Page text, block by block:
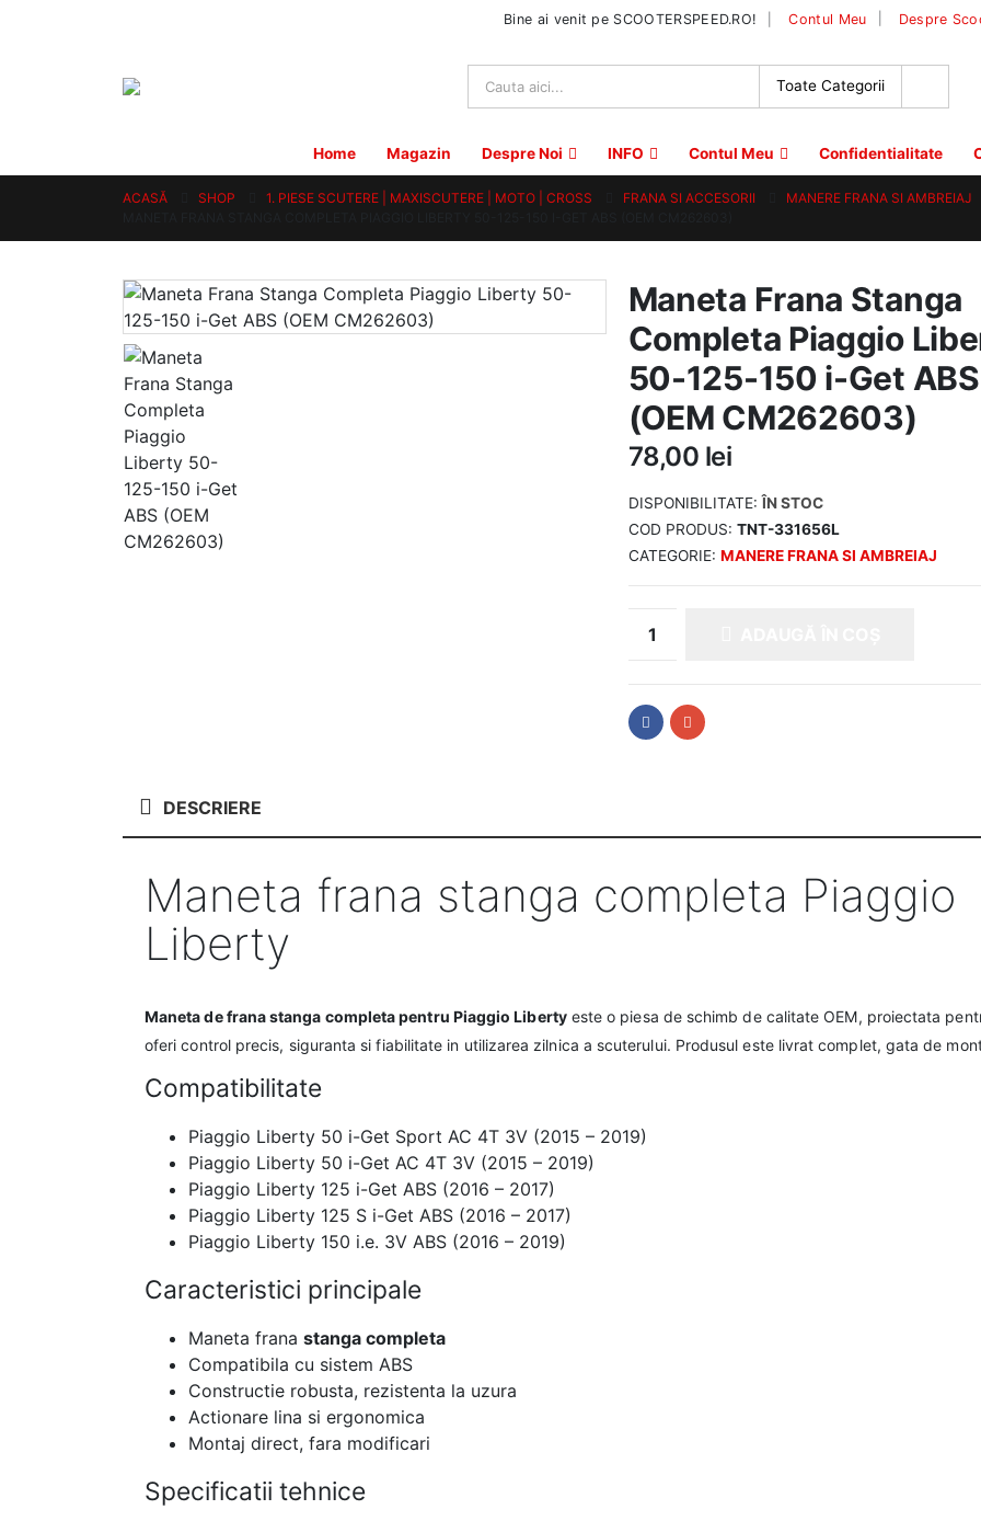
Bine ai venit pe SCOOTERSPEED.RO! Contul Meu Despre
Home Magazin Despre Noi INFO Contul Meu Confidentialitate
ACASĂ SHOP 1. PIESE SCUTERE | MAXISCUTERE | MOTO | CROSS FRANA SI ACCESORII
MANERE FRANA SI AMBREIAJ
Maneta Frana Stanga
Completa Piaggio
50-125-150 i-Get ABS
(OEM CM262603)
78,00 lei
DISPONIBILITATE: ÎN STOC
COD PRODUS: TNT-331656L
CATEGORIE: MANERE FRANA SI AMBREIAJ
DESCRIERE
Maneta frana stanga completa Piaggio
Liberty
Maneta de frana stanga completa pentru Piaggio Libertyeste o piesa de schimb de calitate OEM, proiectata
oferi control precis, siguranta si fiabilitate in utilizarea zilnica a scuterului. Produsul este livrat complet, gata de
Compatibilitate
Piaggio Liberty 50 i-Get Sport AC 4T 3V (2015 – 2019)
Piaggio Liberty 50 i-Get AC 4T 3V (2015 – 2019)
Piaggio Liberty 125 i-Get ABS (2016 – 2017)
Piaggio Liberty 125 S i-Get ABS (2016 – 2017)
Piaggio Liberty 150 i.e. 3V ABS (2016 – 2019)
Caracteristici principale
Maneta frana stanga completa
Compatibila cu sistem ABS
Constructie robusta, rezistenta la uzura
Actionare lina si ergonomica
Montaj direct, fara modificari
Specificatii tehnice